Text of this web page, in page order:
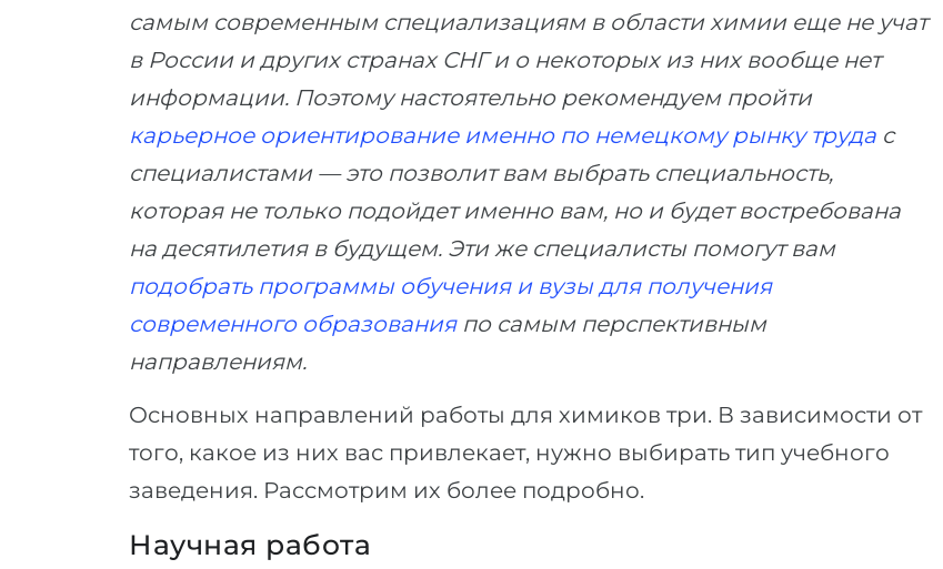
самым современным специализациям в области химии еще не учат
в России и других странах СНГ и о некоторых из них вообще нет
информации. Поэтому настоятельно рекомендуем пройти
карьерное ориентирование именно по немецкому рынку труда с
специалистами — это позволит вам выбрать специальность,
которая не только подойдет именно вам, но и будет востребована
на десятилетия в будущем. Эти же специалисты помогут вам
подобрать программы обучения и вузы для получения
современного образованияпо самым перспективным
направлениям.
Основных направлений работы для химиков три. В зависимости от
того, какое из них вас привлекает, нужно выбирать тип учебного
заведения. Рассмотрим их более подробно.
Научная работа